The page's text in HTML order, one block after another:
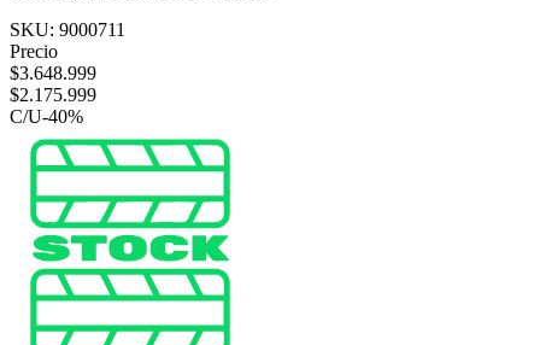
SKU: 9000711
Precio
$3.648.999
$2.175.999
C/U-40%